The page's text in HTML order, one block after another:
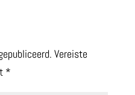
Vereiste
*